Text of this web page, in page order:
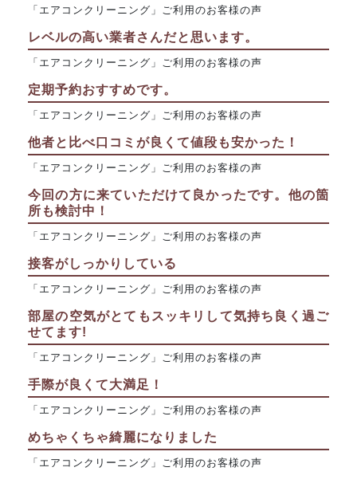
「エアコンクリーニング」ご利用のお客様の声
レベルの高い業者さんだと思います。
「エアコンクリーニング」ご利用のお客様の声
定期予約おすすめです。
「エアコンクリーニング」ご利用のお客様の声
他者と比べ口コミが良くて値段も安かった！
「エアコンクリーニング」ご利用のお客様の声
今回の方に来ていただけて良かったです。他の箇
所も検討中！
「エアコンクリーニング」ご利用のお客様の声
接客がしっかりしている
「エアコンクリーニング」ご利用のお客様の声
部屋の空気がとてもスッキリして気持ち良く過ご
せてます!
「エアコンクリーニング」ご利用のお客様の声
手際が良くて大満足！
「エアコンクリーニング」ご利用のお客様の声
めちゃくちゃ綺麗になりました
「エアコンクリーニング」ご利用のお客様の声